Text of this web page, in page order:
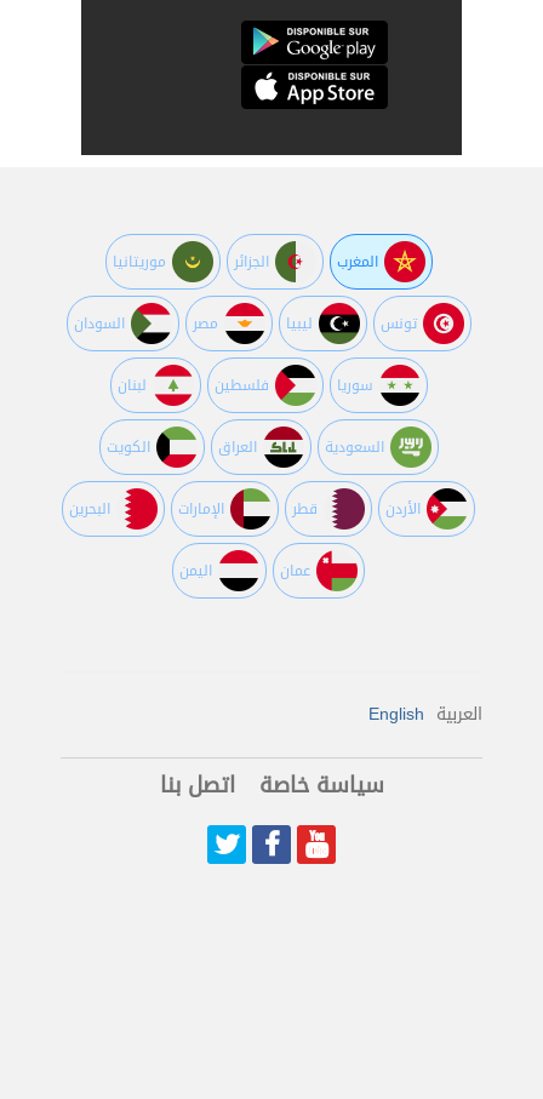
المغرب الجزائر موريتانيا
تونس ليبيا مصر السودان
سوريا فلسطين لبنان
السعودية العراق الكويت
اﻷردن قطر اﻹمارات البحرين
عمان اليمن
العربية English
سياسة خاصة اتصل بنا